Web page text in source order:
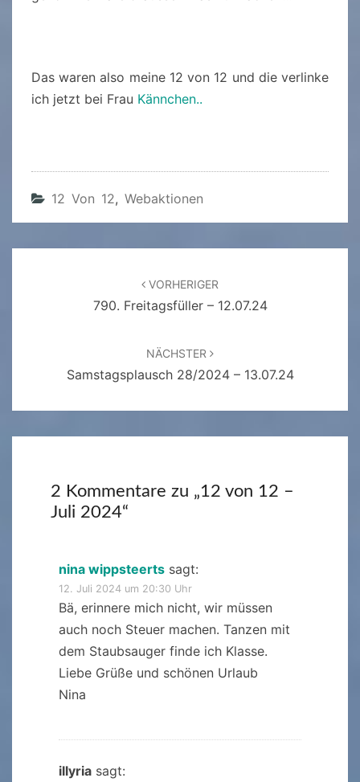
Das waren also meine 12 von 12 und die verlinke
ich jetzt bei Frau Kännchen..
12 Von 12, Webaktionen
VORHERIGER
790. Freitagsfüller – 12.07.24
NÄCHSTER
Samstagsplausch 28/2024 – 13.07.24
2 Kommentare zu „12 von 12 –
Juli 2024“
nina wippsteerts sagt:
12. Juli 2024 um 20:30 Uhr
Bä, erinnere mich nicht, wir müssen
auch noch Steuer machen. Tanzen mit
dem Staubsauger finde ich Klasse.
Liebe Grüße und schönen Urlaub
Nina
illyria sagt: